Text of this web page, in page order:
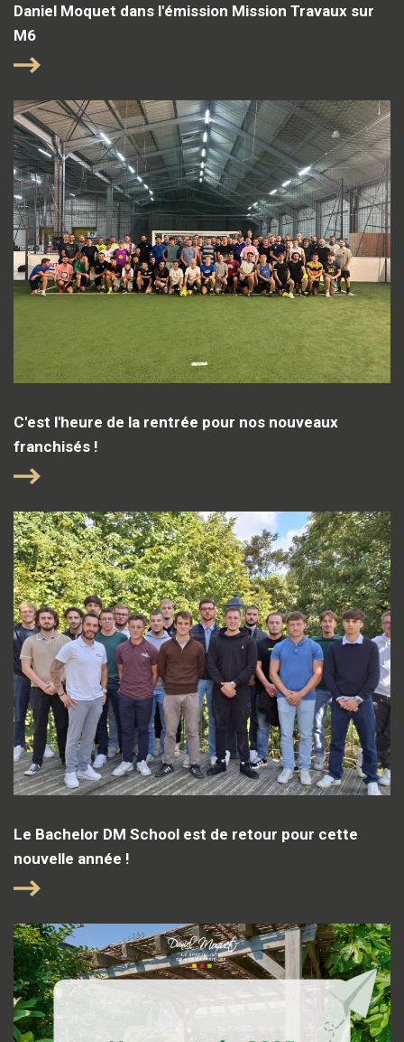
Daniel Moquet dans l'émission Mission Travaux sur
M6
C'est l'heure de la rentrée pour nos nouveaux
franchisés !
Le Bachelor DM School est de retour pour cette
nouvelle année !